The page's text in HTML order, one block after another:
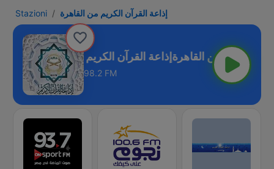
Stazioni إذاعة القرآن الكريم من القاهرة
الكريم من القاهرة
98.2 FM